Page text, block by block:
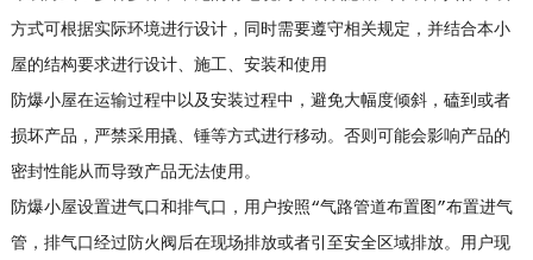
方式可根据实际环境进行设计，同时需要遵守相关规定，并结合本小
屋的结构要求进行设计、施工、安装和使用
防爆小屋在运输过程中以及安装过程中，避免大幅度倾斜，磕到或者
损坏产品，严禁采用撬、锤等方式进行移动。否则可能会影响产品的
密封性能从而导致产品无法使用。
防爆小屋设置进气口和排气口，用户按照“气路管道布置图”布置进气
管，排气口经过防火阀后在现场排放或者引至安全区域排放。用户现